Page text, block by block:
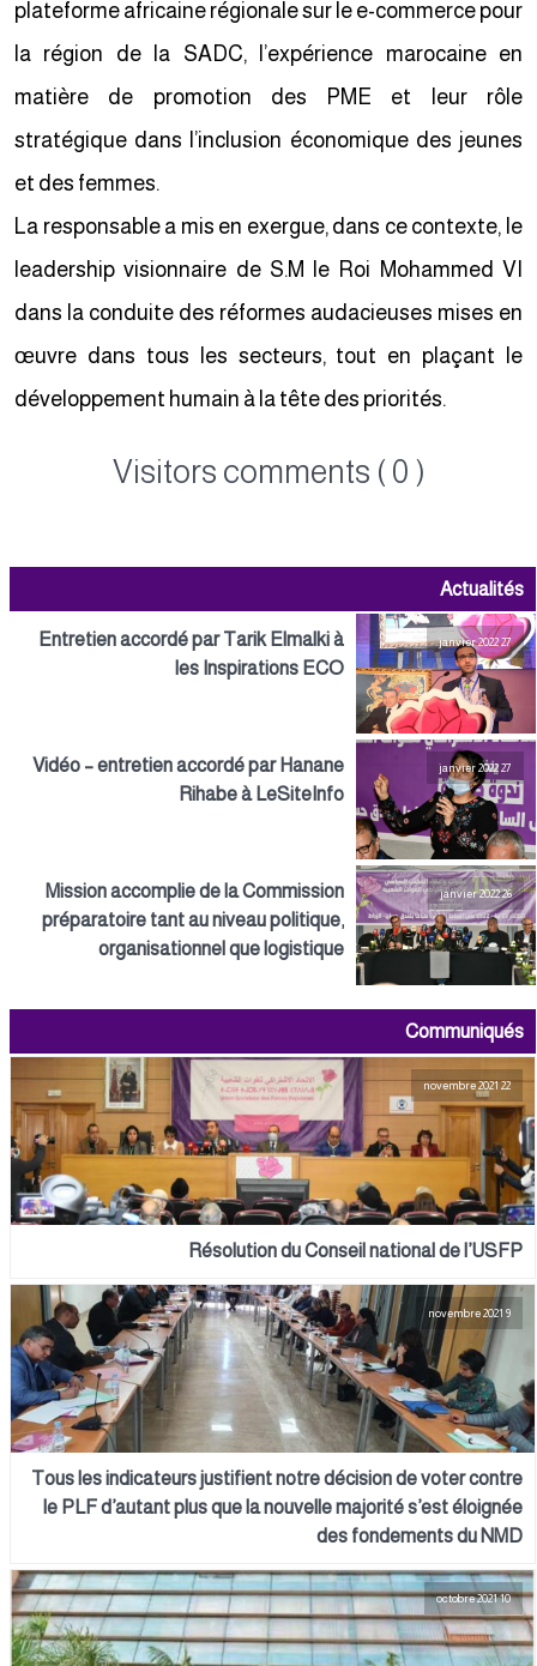
plateforme africaine régionale sur le e-commerce pour
la région de la SADC, l’expérience marocaine en
matière de promotion des PME et leur rôle
stratégique dans l’inclusion économique des jeunes
et des femmes.
La responsable a mis en exergue, dans ce contexte, le
leadership visionnaire de S.M le Roi Mohammed VI
dans la conduite des réformes audacieuses mises en
œuvre dans tous les secteurs, tout en plaçant le
développement humain à la tête des priorités.
Visitors comments ( 0 )
Actualités
27 janvier 2022
Entretien accordé par Tarik Elmalki à
les Inspirations ECO
27 janvier 2022
Vidéo – entretien accordé par Hanane
Rihabe à LeSiteInfo
26 janvier 2022
Mission accomplie de la Commission
préparatoire tant au niveau politique,
organisationnel que logistique
Communiqués
22 novembre 2021
Résolution du Conseil national de l’USFP
Tous les indicateurs justifient notre décision de voter contre
le PLF d’autant plus que la nouvelle majorité s’est éloignée
des fondements du NMD
10 octobre 2021